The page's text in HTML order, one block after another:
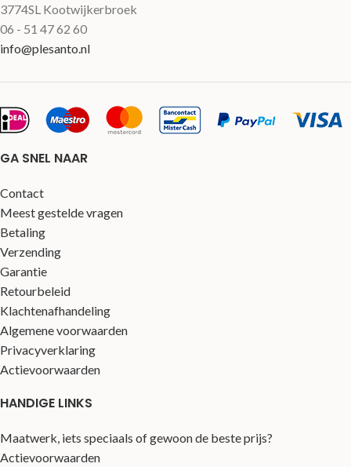
3774SL Kootwijkerbroek
06 - 51 47 62 60
info@plesanto.nl
GA SNEL NAAR
Contact
Meest gestelde vragen
Betaling
Verzending
Garantie
Retourbeleid
Klachtenafhandeling
Algemene voorwaarden
Privacyverklaring
Actievoorwaarden
HANDIGE LINKS
Maatwerk, iets speciaals of gewoon de beste prijs?
Actievoorwaarden